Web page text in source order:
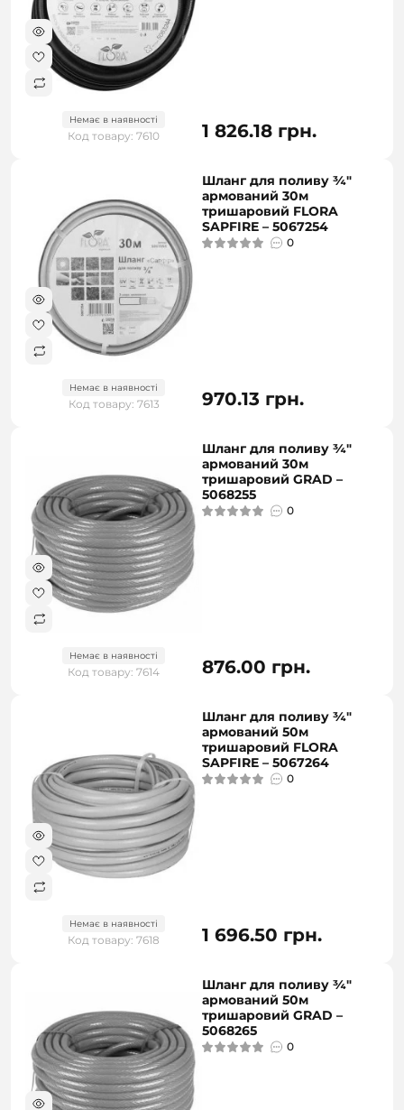
Немає в наявності
Код товару: 7610 1 826.18 грн.
Немає в наявності
Код товару: 7613
Шланг для поливу ¾"
армований 30м
тришаровий FLORA
SAPFIRE – 5067254
0
970.13 грн.
Немає в наявності
Код товару: 7614
Шланг для поливу ¾"
армований 30м
тришаровий GRAD –
5068255
0
876.00 грн.
Немає в наявності
Код товару: 7618
Шланг для поливу ¾"
армований 50м
тришаровий FLORA
SAPFIRE – 5067264
0
1 696.50 грн.
Шланг для поливу ¾"
армований 50м
тришаровий GRAD –
5068265
0